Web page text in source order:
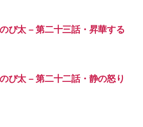
び太 – 第二十三話・昇華する
び太 – 第二十二話・静の怒り